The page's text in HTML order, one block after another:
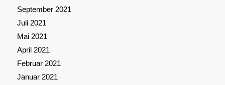
September 2021
Juli 2021
Mai 2021
April 2021
Februar 2021
Januar 2021